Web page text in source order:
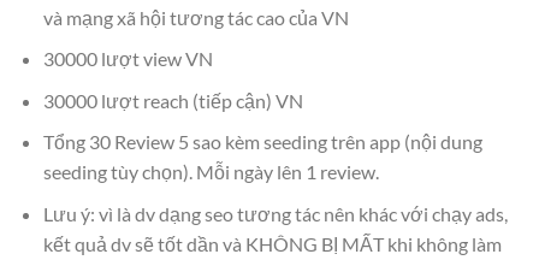
và mạng xã hội tương tác cao của VN
30000 lượt view VN
30000 lượt reach (tiếp cận) VN
Tổng 30 Review 5 sao kèm seeding trên app (nội dung
seeding tùy chọn). Mỗi ngày lên 1 review.
Lưu ý: vì là dv dạng seo tương tác nên khác với chạy ads,
kết quả dv sẽ tốt dần và KHÔNG BỊ MẤT khi không làm